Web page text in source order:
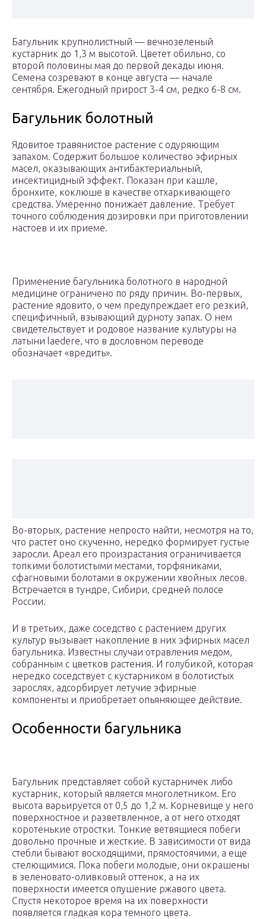
Багульник крупнолистный — вечнозеленый
кустарник до 1,3 м высотой. Цветет обильно, со
второй половины мая до первой декады июня.
Семена созревают в конце августа — начале
сентября. Ежегодный прирост 3-4 см, редко 6-8 см.
Багульник болотный
Ядовитое травянистое растение с одуряющим
запахом. Содержит большое количество эфирных
масел, оказывающих антибактериальный,
инсектицидный эффект. Показан при кашле,
бронхите, коклюше в качестве отхаркивающего
средства. Умеренно понижает давление. Требует
точного соблюдения дозировки при приготовлении
настоев и их приеме.
Применение багульника болотного в народной
медицине ограничено по ряду причин. Во-первых,
растение ядовито, о чем предупреждает его резкий,
специфичный, взывающий дурноту запах. О нем
свидетельствует и родовое название культуры на
латыни laedere, что в дословном переводе
обозначает «вредить».
Во-вторых, растение непросто найти, несмотря на то,
что растет оно скученно, нередко формирует густые
заросли. Ареал его произрастания ограничивается
топкими болотистыми местами, торфяниками,
сфагновыми болотами в окружении хвойных лесов.
Встречается в тундре, Сибири, средней полосе
России.
И в третьих, даже соседство с растением других
культур вызывает накопление в них эфирных масел
багульника. Известны случаи отравления медом,
собранным с цветков растения. И голубикой, которая
нередко соседствует с кустарником в болотистых
зарослях, адсорбирует летучие эфирные
компоненты и приобретает опьяняющее действие.
Особенности багульника
Багульник представляет собой кустарничек либо
кустарник, который является многолетником. Его
высота варьируется от 0,5 до 1,2 м. Корневище у него
поверхностное и разветвленное, а от него отходят
коротенькие отростки. Тонкие ветвящиеся побеги
довольно прочные и жесткие. В зависимости от вида
стебли бывают восходящими, прямостоячими, а еще
стелющимися. Пока побеги молодые, они окрашены
в зеленовато-оливковый оттенок, а на их
поверхности имеется опушение ржавого цвета.
Спустя некоторое время на их поверхности
появляется гладкая кора темного цвета.